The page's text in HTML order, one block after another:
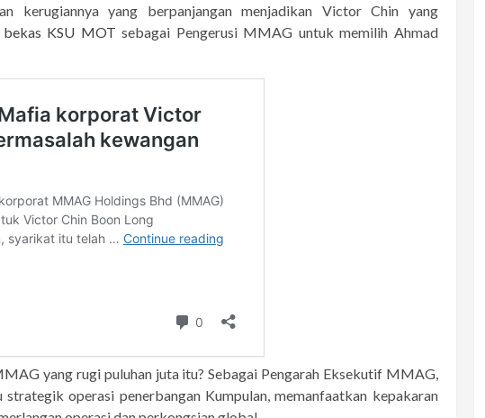
kerugiannya yang berpanjangan menjadikan Victor Chin yang
bekas KSU MOTsebagai Pengerusi MMAG untuk memilih Ahmad
yang rugi puluhan juta itu? Sebagai Pengarah Eksekutif MMAG,
operasi penerbangan Kumpulan, memanfaatkan kepakaran